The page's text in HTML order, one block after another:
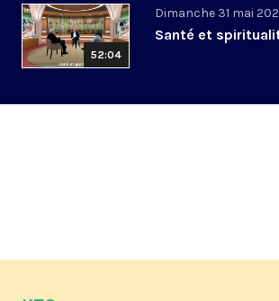
52:04
Dimanche 31 mai
Santé et